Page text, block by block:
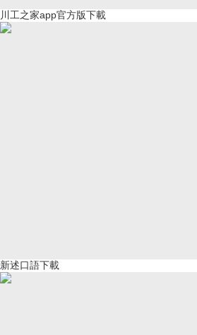
川工之家app官方版下載
新述口語下載